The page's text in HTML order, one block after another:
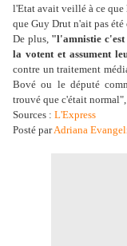
l'Etat avait veillé à ce
que Guy Drut n'ait pas
De plus, "l'amnistie c'est
la votent et assument
contre un traitement
Bové ou le député
trouvé que c'était
Sources : L'Express
Posté parAdriana